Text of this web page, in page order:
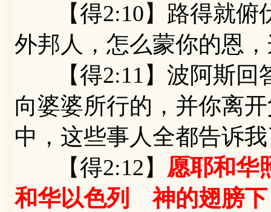
【得2:10】路得就俯
外邦人，怎么蒙你的恩
【得2:11】波阿斯回
向婆婆所行的，并你离
中，这些事人全都告诉
【得2:12】 愿耶和华
和华以色列 神的翅膀下